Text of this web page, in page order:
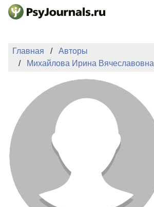
Перейти к основному содержанию
ИЗДАНИЯ
ПОДАТЬ РУКОПИСЬ
БАЗА ЗНАНИЙ
КЛЮЧЕВЫЕ СЛОВА
Регистрация
Главная
Авторы
Михайлова Ирина Вячеславовна